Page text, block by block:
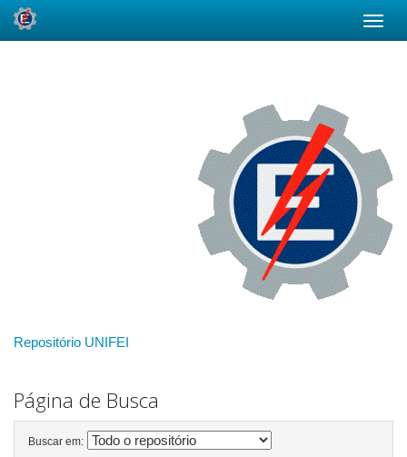
Repositório UNIFEI
Página de Busca
Buscar em: